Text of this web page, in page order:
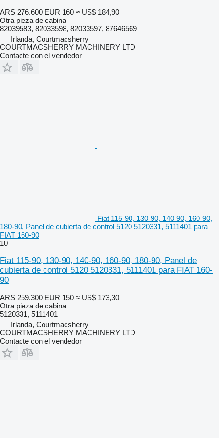
ARS 276.600 EUR 160 ≈ US$ 184,90
Otra pieza de cabina
82039583, 82033598, 82033597, 87646569
Irlanda, Courtmacsherry
COURTMACSHERRY MACHINERY LTD
Contacte con el vendedor
Fiat 115-90, 130-90, 140-90, 160-90,
180-90, Panel de cubierta de control 5120 5120331, 5111401 para
FIAT 160-90
10
Fiat 115-90, 130-90, 140-90, 160-90, 180-90, Panel de
cubierta de control 5120 5120331, 5111401 para FIAT 160-
90
ARS 259.300 EUR 150 ≈ US$ 173,30
Otra pieza de cabina
5120331, 5111401
Irlanda, Courtmacsherry
COURTMACSHERRY MACHINERY LTD
Contacte con el vendedor